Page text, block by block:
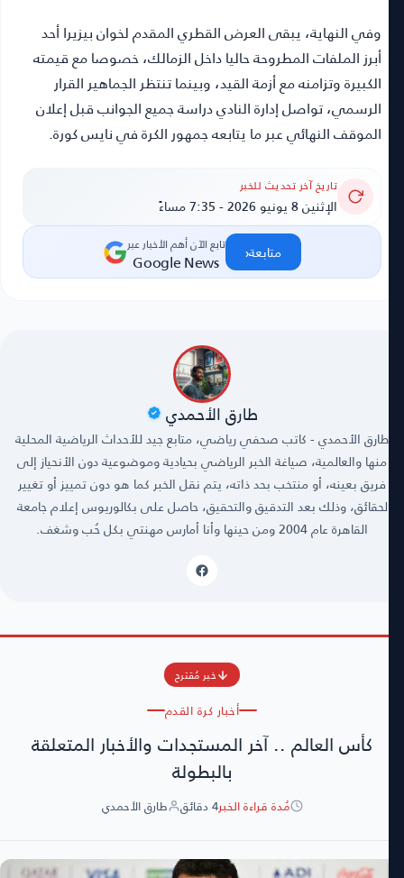
وفي النهاية، يبقى العرض القطري المقدم لخوان بيزيرا أحد
أبرز الملفات المطروحة حاليا داخل الزمالك، خصوصا مع قيمته
الكبيرة وتزامنه مع أزمة القيد، وبينما تنتظر الجماهير القرار
الرسمي، تواصل إدارة النادي دراسة جميع الجوانب قبل إعلان
الموقف النهائي عبر ما يتابعه جمهور الكرة فينايس كورة.
تاريخ آخر تحديث للخبر
الإثنين 8 يونيو 2026 - 7:35 مساءً
تابع الآن أهم الأخبار عبر
Google News متابعة‹
طارق الأحمدي
طارق الأحمدي - كاتب صحفي رياضي، متابع جيد للأحداث الرياضية المحلية
منها والعالمية، صياغة الخبر الرياضي بحيادية وموضوعية دون الأنحياز إلى
فريق بعينه، أو منتخب بحد ذاته، يتم نقل الخبر كما هو دون تمييز أو تغيير
لحقائق، وذلك بعد التدقيق والتحقيق، حاصل على بكالوريوس إعلام جامعة
القاهرة عام 2004 ومن حينها وأنا أمارس مهنتي بكل حُب وشغف.
خبر مُقترح
أخبار كرة القدم
كأس العالم .. آخر المستجدات والأخبار المتعلقة
بالبطولة
مُدة قراءة الخبر4 دقائق طارق الأحمدي